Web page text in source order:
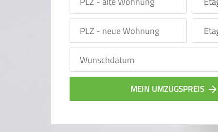
MEIN UMZUGSPREIS arrow_forward